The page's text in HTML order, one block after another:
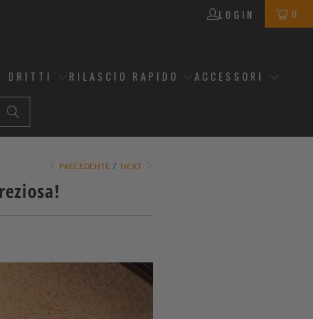
LOGIN 0
DRITTI RILASCIO RAPIDO ACCESSORI
PRECEDENTE / NEXT